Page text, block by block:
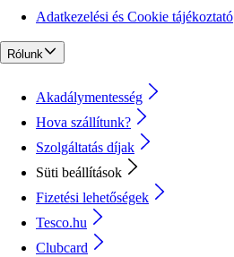
Adatkezelési és Cookie tájékoztató
Rólunk
Akadálymentesség
Hova szállítunk?
Szolgáltatás díjak
Süti beállítások
Fizetési lehetőségek
Tesco.hu
Clubcard